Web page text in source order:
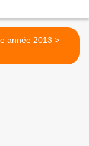
Bonne année 2013 >